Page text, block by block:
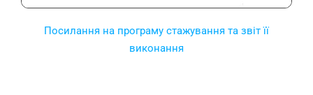
Посилання на програму стажування та звіт її
виконання